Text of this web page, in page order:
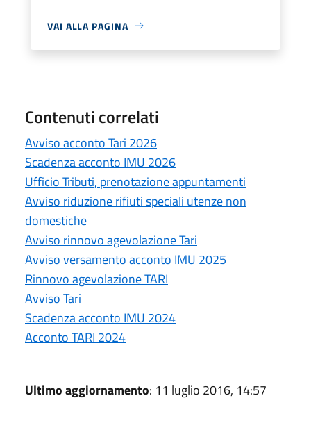
VAI ALLA PAGINA
Contenuti correlati
Avviso acconto Tari 2026
Scadenza acconto IMU 2026
Ufficio Tributi, prenotazione appuntamenti
Avviso riduzione rifiuti speciali utenze non
domestiche
Avviso rinnovo agevolazione Tari
Avviso versamento acconto IMU 2025
Rinnovo agevolazione TARI
Avviso Tari
Scadenza acconto IMU 2024
Acconto TARI 2024
Ultimo aggiornamento: 11 luglio 2016, 14:57